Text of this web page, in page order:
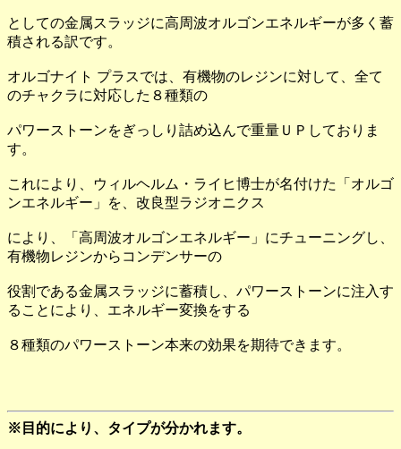
としての金属スラッジに高周波オルゴンエネルギーが多く蓄
積される訳です。
オルゴナイト プラスでは、有機物のレジンに対して、全て
のチャクラに対応した８種類の
パワーストーンをぎっしり詰め込んで重量ＵＰしておりま
す。
これにより、ウィルヘルム・ライヒ博士が名付けた「オルゴ
ンエネルギー」を、改良型ラジオニクス
により、「高周波オルゴンエネルギー」にチューニングし、
有機物レジンからコンデンサーの
役割である金属スラッジに蓄積し、パワーストーンに注入す
ることにより、エネルギー変換をする
８種類のパワーストーン本来の効果を期待できます。
※目的により、タイプが分かれます。